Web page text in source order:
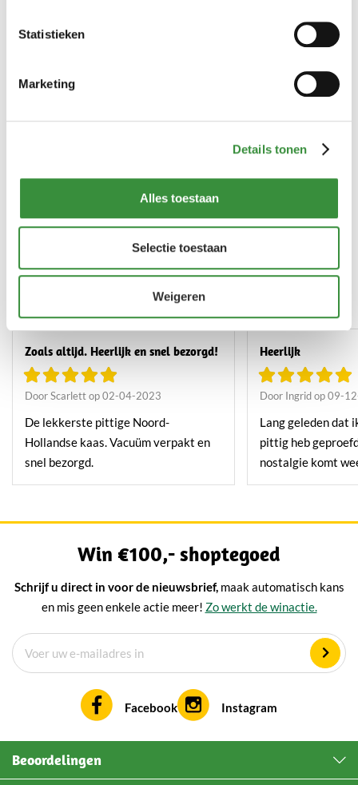
Statistieken
Marketing
Details tonen
Alles toestaan
Selectie toestaan
Weigeren
Toon
Ontdek wat klanten zeggen
over onze Noord-Hollandse
Zoals altijd. Heerlijk en snel bezorgd!
Door Scarlett op 02-04-2023
De lekkerste pittige Noord-
Hollandse kaas. Vacuüm verpakt en
snel bezorgd.
Heerlijk
Door Ingrid op 09-
Lang geleden dat
pittig heb
nostalgie komt
Win €100,- shoptegoed
Schrijf u direct in voor de nieuwsbrief, maak automatisch kans
en mis geen enkele actie meer! Zo werkt de winactie.
Facebook Instagram
Beoordelingen